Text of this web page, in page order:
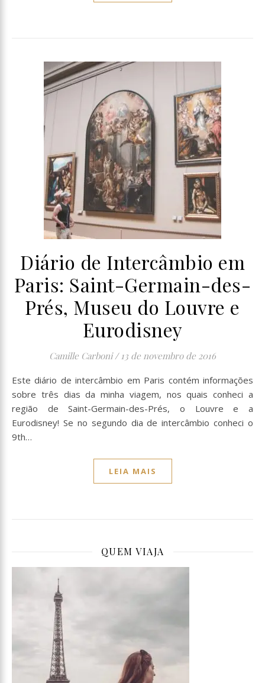
Diário de Intercâmbio em
Paris: Saint-Germain-des-
Prés, Museu do Louvre e
Eurodisney
Camille Carboni / 13 de novembro de 2016
Este diário de intercâmbio em Paris contém informações
sobre três dias da minha viagem, nos quais conheci a
região de Saint-Germain-des-Prés, o Louvre e a
Eurodisney! Se no segundo dia de intercâmbio conheci o
9th…
LEIA MAIS
QUEM VIAJA